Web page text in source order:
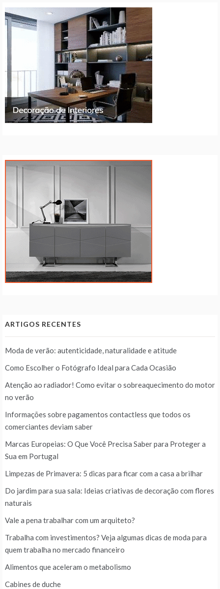
ARTIGOS RECENTES
Moda de verão: autenticidade, naturalidade e atitude
Como Escolher o Fotógrafo Ideal para Cada Ocasião
Atenção ao radiador! Como evitar o sobreaquecimento do motor
no verão
Informações sobre pagamentos contactless que todos os
comerciantes deviam saber
Marcas Europeias: O Que Você Precisa Saber para Proteger a
Sua em Portugal
Limpezas de Primavera: 5 dicas para ficar com a casa a brilhar
Do jardim para sua sala: Ideias criativas de decoração com flores
naturais
Vale a pena trabalhar com um arquiteto?
Trabalha com investimentos? Veja algumas dicas de moda para
quem trabalha no mercado financeiro
Alimentos que aceleram o metabolismo
Cabines de duche